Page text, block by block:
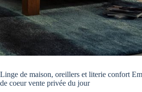
Linge de maison, oreillers et literie confort
de coeur vente privée du jour